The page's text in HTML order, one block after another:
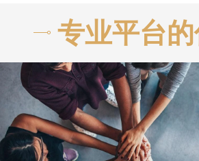
专业平台